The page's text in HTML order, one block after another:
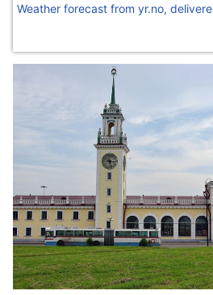
Weather forecast from yr.no,